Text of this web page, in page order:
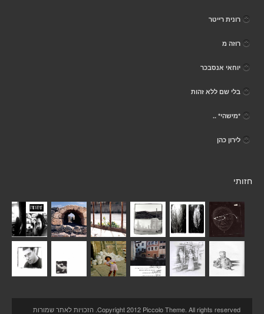
רונית רייטר
רוזה מ
יוחאי אנסבכר
בלי שם ללא זהות
*מישהי* ..
לירון כהן
חזותי
Copyright 2012 Piccolo Theme. All rights reserved. הזכויות לאתר שמורות